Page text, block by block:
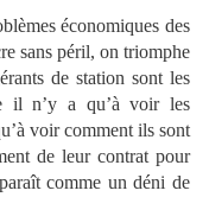
économiques des
sans péril, on triomphe
de station sont les
il n’y a qu’à voir les
voir comment ils sont
de leur contrat pour
comme un déni de